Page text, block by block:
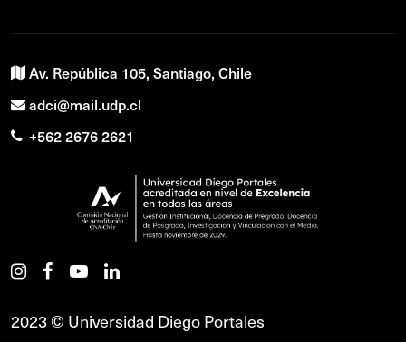
Av. República 105, Santiago, Chile
adci@mail.udp.cl
+562 2676 2621
2023 © Universidad Diego Portales